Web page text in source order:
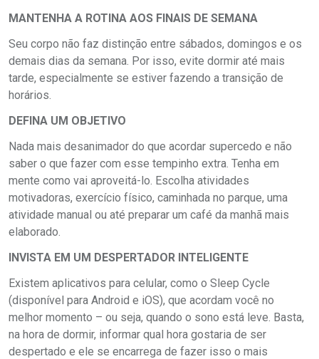
MANTENHA A ROTINA AOS FINAIS DE SEMANA
Seu corpo não faz distinção entre sábados, domingos e os
demais dias da semana. Por isso, evite dormir até mais
tarde, especialmente se estiver fazendo a transição de
horários.
DEFINA UM OBJETIVO
Nada mais desanimador do que acordar supercedo e não
saber o que fazer com esse tempinho extra. Tenha em
mente como vai aproveitá-lo. Escolha atividades
motivadoras, exercício físico, caminhada no parque, uma
atividade manual ou até preparar um café da manhã mais
elaborado.
INVISTA EM UM DESPERTADOR INTELIGENTE
Existem aplicativos para celular, como o Sleep Cycle
(disponível para Android e iOS), que acordam você no
melhor momento – ou seja, quando o sono está leve. Basta,
na hora de dormir, informar qual hora gostaria de ser
despertado e ele se encarrega de fazer isso o mais